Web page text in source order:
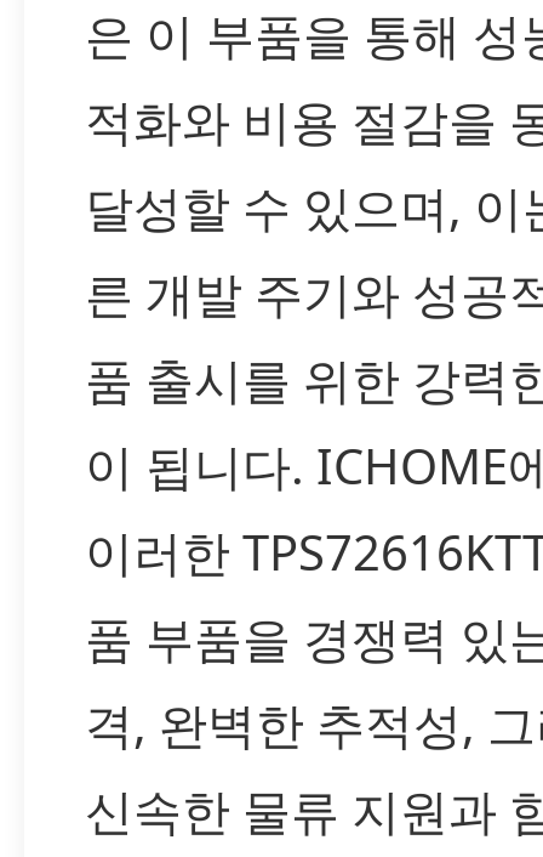
은 이 부품을 통해 성
적화와 비용 절감을
달성할 수 있으며, 이
른 개발 주기와 성공
품 출시를 위한 강력
이 됩니다. ICHOME
이러한
품 부품을 경쟁력 있
격, 완벽한 추적성,
신속한 물류 지원과